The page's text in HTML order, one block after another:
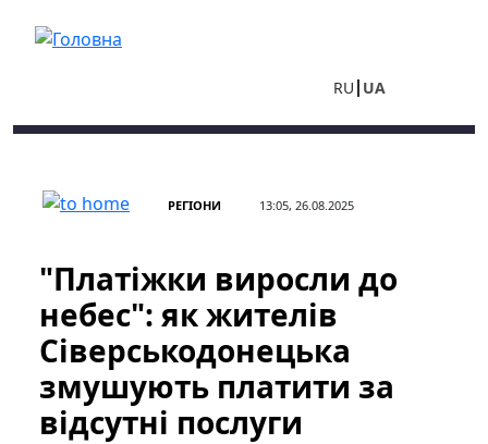
RU UA
РЕГІОНИ 13:05, 26.08.2025
"Платіжки виросли до
небес": як жителів
Сіверськодонецька
змушують платити за
відсутні послуги